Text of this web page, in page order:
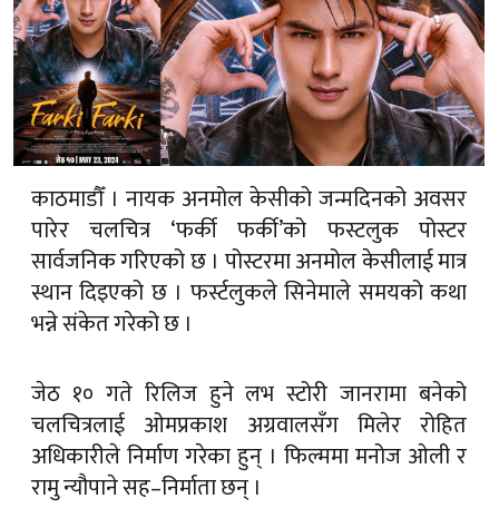
काठमाडौँ । नायक अनमोल केसीको जन्मदिनको अवसर
पारेर चलचित्र ‘फर्की फर्की’को फस्टलुक पोस्टर
सार्वजनिक गरिएको छ । पोस्टरमा अनमोल केसीलाई मात्र
स्थान दिइएको छ । फर्स्टलुकले सिनेमाले समयको कथा
भन्ने संकेत गरेको छ ।
जेठ १० गते रिलिज हुने लभ स्टोरी जानरामा बनेको
चलचित्रलाई ओमप्रकाश अग्रवालसँग मिलेर रोहित
अधिकारीले निर्माण गरेका हुन् । फिल्ममा मनोज ओली र
रामु न्यौपाने सह–निर्माता छन् ।